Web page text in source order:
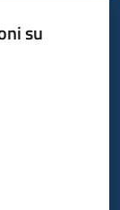
su